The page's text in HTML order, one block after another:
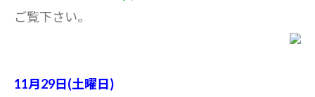
ご覧下さい。
11月29日(土曜日)